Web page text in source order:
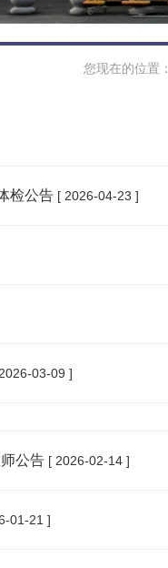
您现在的位置：
检公告 [ 2026-04-23 ]
03-09 ]
公告 [ 2026-02-14 ]
01-21 ]